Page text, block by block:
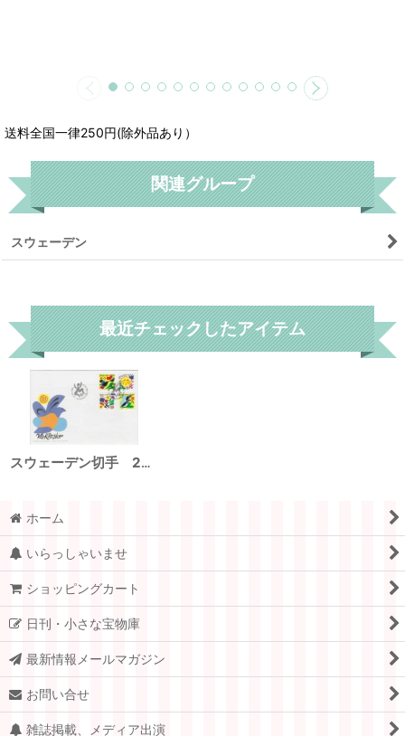
送料全国一律250円(除外品あり）
関連グループ
スウェーデン
最近チェックしたアイテム
スウェーデン切手 2007年 春の訪れ FDC
ホーム
いらっしゃいませ
ショッピングカート
日刊・小さな宝物庫
最新情報メールマガジン
お問い合せ
雑誌掲載、メディア出演